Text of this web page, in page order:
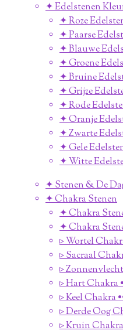
✦ Edelstenen
✦ Roze
✦ Paarse
✦ Blauwe
✦ Groene
✦ Bruine
✦ Grijze
✦ Rode
✦ Oranje
✦ Zwarte
✦ Gele
✦ Witte
✦ Stenen & De
✦ Chakra Stenen
✦ Chakra
✦ Chakra
▹ Wortel
▹ Sacraal
▹
▹ Hart Chakra
▹ Keel Chakra
▹ Derde Oog
▹ Kruin Chakra